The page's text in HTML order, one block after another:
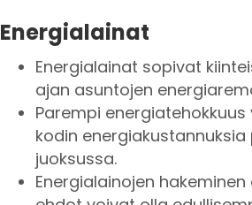
Energialainat
Energialainat sopivat
ajan asuntojen
Parempi
kodin energiakustannuksia
juoksussa.
Energialainojen